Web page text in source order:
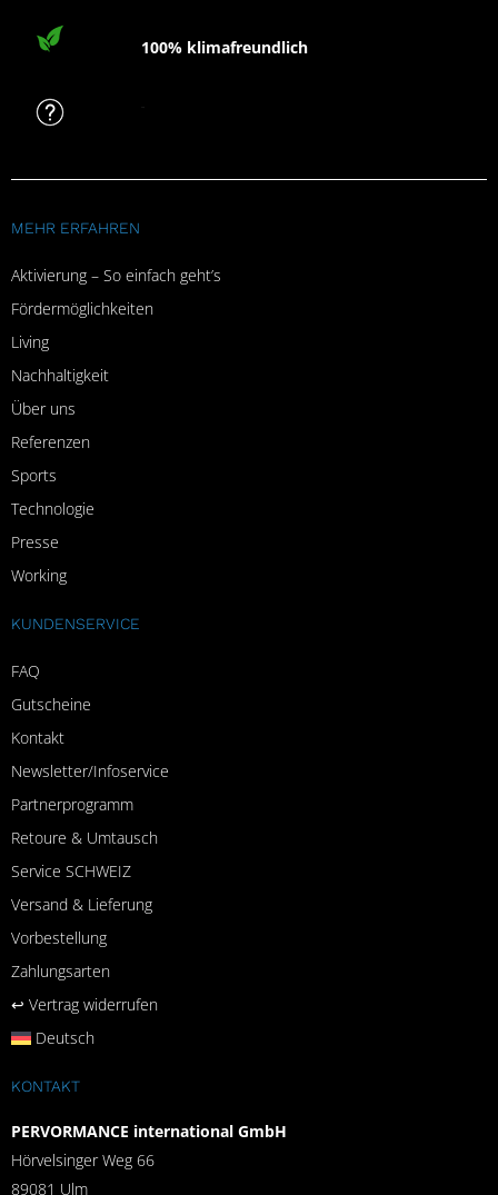
100% klimafreundlich
MEHR ERFAHREN
Aktivierung – So einfach geht’s
Fördermöglichkeiten
Living
Nachhaltigkeit
Über uns
Referenzen
Sports
Technologie
Presse
Working
KUNDENSERVICE
FAQ
Gutscheine
Kontakt
Newsletter/Infoservice
Partnerprogramm
Retoure & Umtausch
Service SCHWEIZ
Versand & Lieferung
Vorbestellung
Zahlungsarten
↩︎ Vertrag widerrufen
Deutsch
KONTAKT
PERVORMANCE international GmbH
Hörvelsinger Weg 66
89081 Ulm